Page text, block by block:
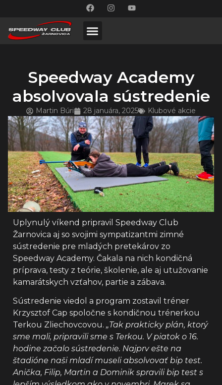
Speedway Academy
absolvovala sústredenie
Martin Búri 28 januára, 2025 Klubové akcie
Uplynulý víkend pripravil Speedway Club
Žarnovica aj so svojimi sympatizantmi zimné
sústredenie pre mladých pretekárov zo
Speedway Academy. Čakala na nich kondičná
príprava, testy z teórie, školenie, ale aj utužovanie
kamarátskych vzťahov, partie a zábava.
Sústredenie viedol a program zostavil tréner
Krzysztof Cap spoločne s kondičnou trénerkou
Terkou Zliechovcovou. „Tak prakticky plán, ktorý
sme mali, pripravili sme s Terkou. V piatok o 16.
hodine začalo sústredenie. Najprv ešte na
štadióne naši mladí museli absolvovať bip test.
Anička, Filip, Martin a Dominik spravili bip test s